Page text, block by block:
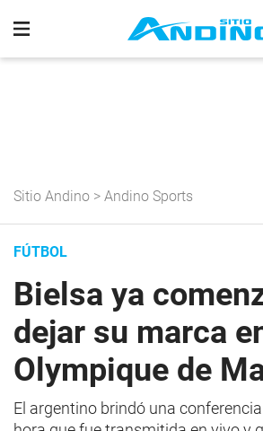
Sitio Andino > Andino Sports
FÚTBOL
Bielsa ya
dejar su marca
Olympique de
El argentino brindó una